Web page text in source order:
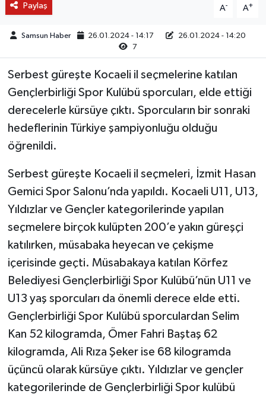
Paylaş A- A+
Samsun Haber 26.01.2024 - 14:17
26.01.2024 - 14:20
7
Serbest güreşte Kocaeli il seçmelerine katılan
Gençlerbirliği Spor Kulübü sporcuları, elde ettiği
derecelerle kürsüye çıktı. Sporcuların bir sonraki
hedeflerinin Türkiye şampiyonluğu olduğu
öğrenildi.
Serbest güreşte Kocaeli il seçmeleri, İzmit Hasan
Gemici Spor Salonu’nda yapıldı. Kocaeli U11, U13,
Yıldızlar ve Gençler kategorilerinde yapılan
seçmelere birçok kulüpten 200’e yakın güreşçi
katılırken, müsabaka heyecan ve çekişme
içerisinde geçti. Müsabakaya katılan Körfez
Belediyesi Gençlerbirliği Spor Kulübü’nün U11 ve
U13 yaş sporcuları da önemli derece elde etti.
Gençlerbirliği Spor Kulübü sporculardan Selim
Kan 52 kilogramda, Ömer Fahri Baştaş 62
kilogramda, Ali Rıza Şeker ise 68 kilogramda
üçüncü olarak kürsüye çıktı. Yıldızlar ve gençler
kategorilerinde de Gençlerbirliği Spor kulübü